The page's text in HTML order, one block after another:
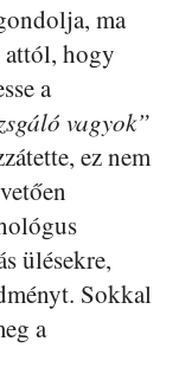
ma
attól, hogy
a
vagyok”
ez nem
ülésekre,
Sokkal
a